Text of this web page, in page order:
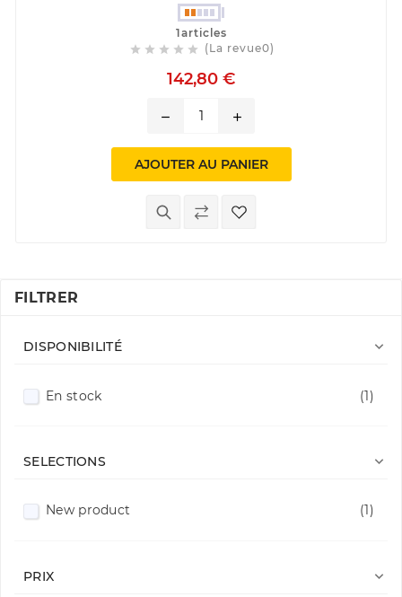
1articles
     (La revue0)
142,80 €
remove add
AJOUTER AU PANIER
FILTRER
DISPONIBILITÉ 
En stock (1)
SELECTIONS 
New product (1)
PRIX 